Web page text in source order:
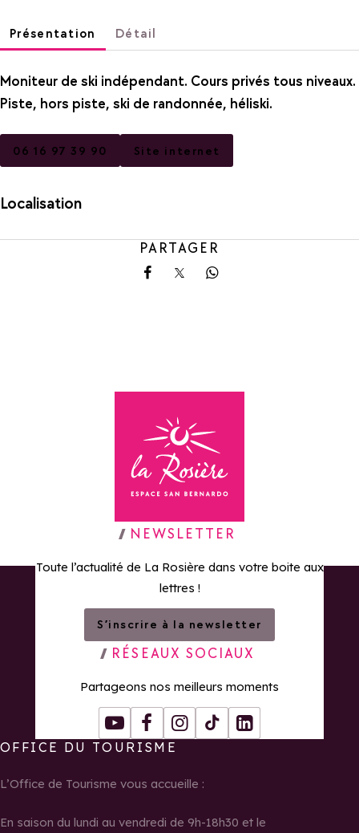
Présentation Détail
Moniteur de ski indépendant. Cours privés tous niveaux.
Piste, hors piste, ski de randonnée, héliski.
06 16 97 39 90 Site internet
Localisation
PARTAGER
Partager sur Facebook
Partager sur X
Partager sur
Retour à la page d'accueil
NEWSLETTER
Toute l’actualité de La Rosière dans votre boite aux
lettres !
S’inscrire à la newsletter
RÉSEAUX SOCIAUX
Partageons nos meilleurs moments
YoutubeFacebookInstagram
Tiktok LinkedIn
OFFICE DU TOURISME
L’Office de Tourisme vous accueille :
En saison du lundi au vendredi de 9h-18h30 et le